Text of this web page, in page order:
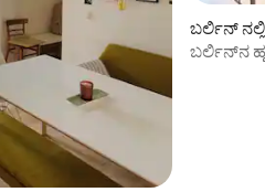
ಮತ್ತು
10 ನಿಮಿಷಗಳ ವಾಕಿಂಗ್
ಇದನ್ನು
ನಿಮ್ಮ
ಮತ್ತು ನಿಮ್ಮ
ಪ್ರವೇಶಿಸುವುದಿಲ್ಲ.
ಮತ್ತು ಸಂಪೂರ್ಣ
ಬರ್ಲಿನ್
ಬರ್ಲಿನ್‌ನ